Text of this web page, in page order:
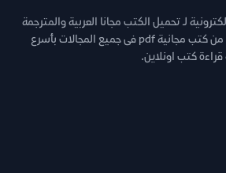
لـ تحميل الكتب مجانا العربية والمترجمة
والروايات والقصص وغيرها من كتب مجانية pdf فى جميع المجالات بأسرع
كتب اونلاين.